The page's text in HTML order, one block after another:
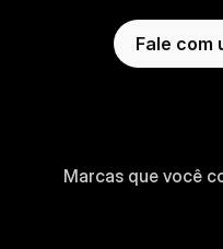
pagamentos em
Fale com
Marcas que você